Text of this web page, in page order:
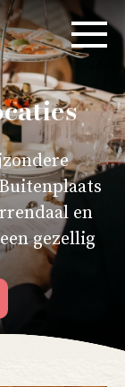
en
gezellig